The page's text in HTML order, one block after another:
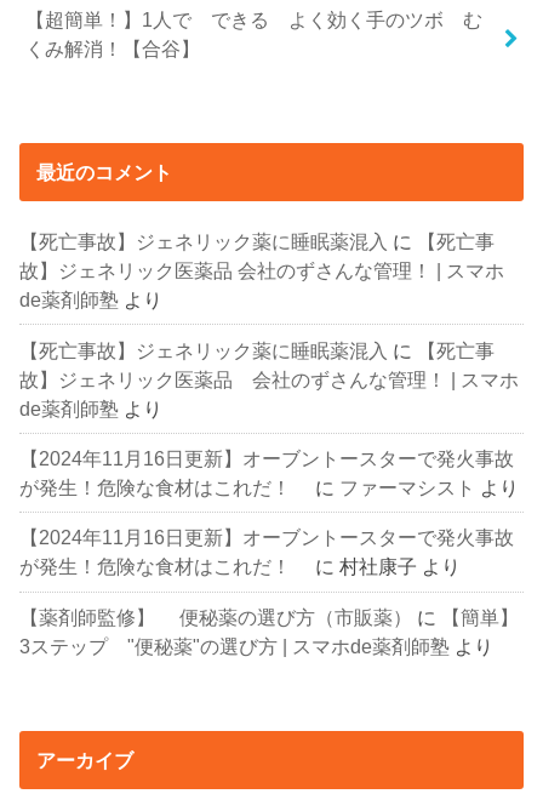
【超簡単！】1人で できる よく効く手のツボ む
くみ解消！【合谷】
最近のコメント
【死亡事故】ジェネリック薬に睡眠薬混入 に
【死亡事
故】ジェネリック医薬品 会社のずさんな管理！ | スマホ
de薬剤師塾 より
【死亡事故】ジェネリック薬に睡眠薬混入 に
【死亡事
故】ジェネリック医薬品 会社のずさんな管理！ | スマホ
de薬剤師塾 より
【2024年11月16日更新】オーブントースターで発火事故
が発生！危険な食材はこれだ！
に ファーマシスト より
【2024年11月16日更新】オーブントースターで発火事故
が発生！危険な食材はこれだ！
に村社康子 より
【薬剤師監修】 便秘薬の選び方（市販薬） に
【簡単】
3ステップ "便秘薬"の選び方 | スマホde薬剤師塾 より
アーカイブ